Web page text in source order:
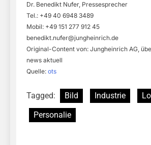
Dr. Benedikt Nufer, Pressesprecher
Tel.: +49 40 6948 3489
Mobil: +49 151 277 912 45
benedikt.nufer@jungheinrich.de
Original-Content von: Jungheinrich AG,
news aktuell
Quelle: ots
Tagged: Bild Industrie
Personalie